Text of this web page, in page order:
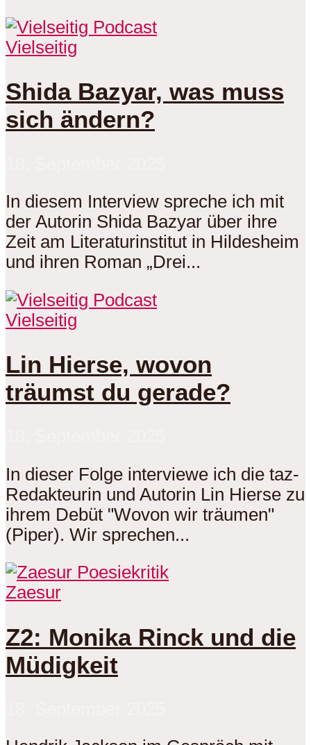
Vielseitig
Shida Bazyar, was muss
sich ändern?
In diesem Interview spreche ich mit
der Autorin Shida Bazyar über ihre
Zeit am Literaturinstitut in Hildesheim
und ihren Roman „Drei...
Vielseitig
Lin Hierse, wovon
träumst du gerade?
In dieser Folge interviewe ich die taz-
Redakteurin und Autorin Lin Hierse zu
ihrem Debüt "Wovon wir träumen"
(Piper). Wir sprechen...
Zaesur
Z2: Monika Rinck und die
Müdigkeit